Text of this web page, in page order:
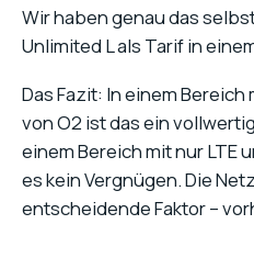
Wir haben genau das
Unlimited L als Tarif in
Das Fazit: In einem
von O2 ist das ein
einem Bereich mit nur LTE
es kein Vergnügen. Die
entscheidende Faktor –